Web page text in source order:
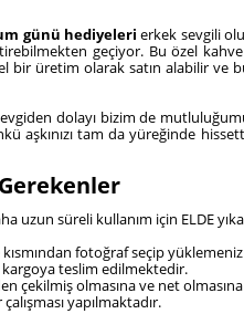
günü hediyeleri erkek sevgili
geçiyor. Bu özel
üretim olarak satın alabilir ve
dolayı bizim de
aşkınızı tam da yüreğinde
uzun süreli kullanım için ELDE
fotoğraf seçip
teslim edilmektedir.
çekilmiş olmasına ve net
yapılmaktadır.